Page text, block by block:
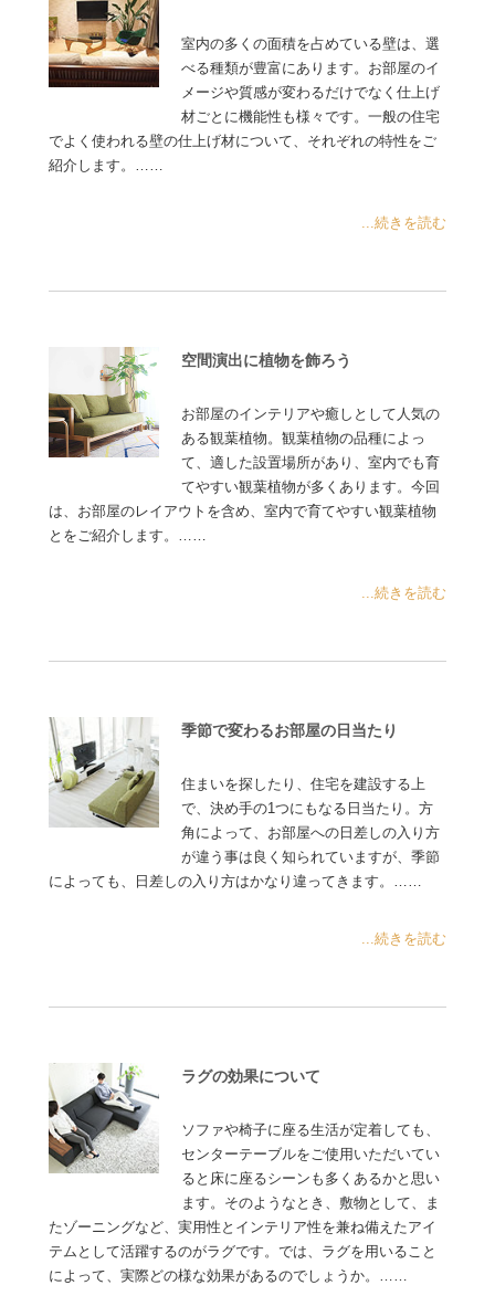
室内の多くの面積を占めている壁は、選
べる種類が豊富にあります。お部屋のイ
メージや質感が変わるだけでなく仕上げ
材ごとに機能性も様々です。一般の住宅
でよく使われる壁の仕上げ材について、それぞれの特性をご
紹介します。……
...続きを読む
空間演出に植物を飾ろう
お部屋のインテリアや癒しとして人気の
ある観葉植物。観葉植物の品種によっ
て、適した設置場所があり、室内でも育
てやすい観葉植物が多くあります。今回
は、お部屋のレイアウトを含め、室内で育てやすい観葉植物
とをご紹介します。……
...続きを読む
季節で変わるお部屋の日当たり
住まいを探したり、住宅を建設する上
で、決め手の1つにもなる日当たり。方
角によって、お部屋への日差しの入り方
が違う事は良く知られていますが、季節
によっても、日差しの入り方はかなり違ってきます。……
...続きを読む
ラグの効果について
ソファや椅子に座る生活が定着しても、
センターテーブルをご使用いただいてい
ると床に座るシーンも多くあるかと思い
ます。そのようなとき、敷物として、ま
たゾーニングなど、実用性とインテリア性を兼ね備えたアイ
テムとして活躍するのがラグです。では、ラグを用いること
によって、実際どの様な効果があるのでしょうか。……